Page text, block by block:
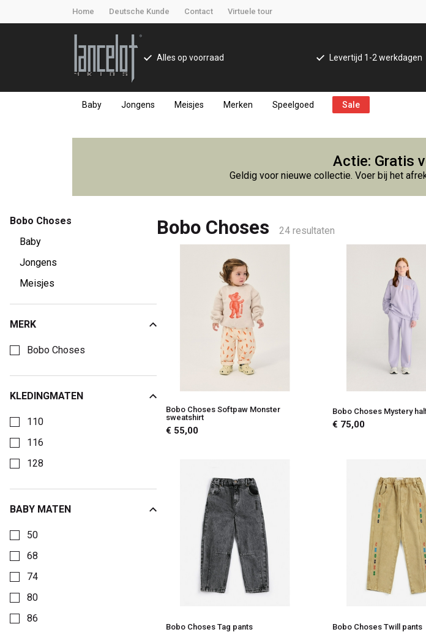
Home Deutsche Kunde Contact Virtuele tour
Alles op voorraad Levertijd 1-2 werkdagen
Baby Jongens Meisjes Merken Speelgoed Sale
Lancelot
Kids
Actie: Gratis
Geldig voor nieuwe collectie. Voer bij het
Bobo Choses
Baby
Jongens
Meisjes
MERK
Bobo Choses
KLEDINGMATEN
Kies een Kledingmaten om op te filteren
110
116
128
BABY MATEN
50
68
74
80
86
Bobo Choses 24 resultaten
Bobo Choses Softpaw Monster
sweatshirt
€ 55,00
Bobo Choses Mystery
€ 75,00
Bobo Choses Tag pants Bobo Choses Twill pants